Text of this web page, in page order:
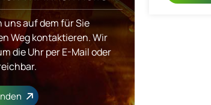
uns auf dem für Sie
Weg kontaktieren. Wir
die Uhr per E-Mail oder